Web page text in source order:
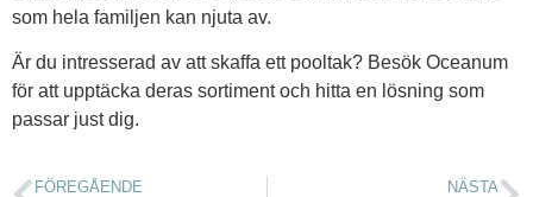
som hela familjen kan njuta av.
Är du intresserad av att skaffa ett pooltak? Besök Oceanum
för att upptäcka deras sortiment och hitta en lösning som
passar just dig.
FÖREGÅENDE NÄSTA